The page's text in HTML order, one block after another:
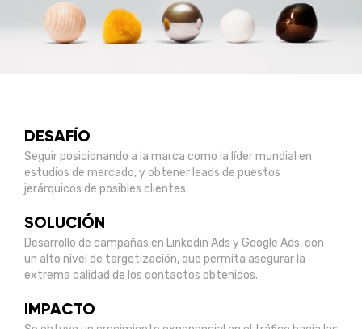
DESAFÍO
Seguir posicionando a la marca como la líder mundial en
estudios de mercado, y obtener leads de puestos
jerárquicos de posibles clientes.
SOLUCIÓN
Desarrollo de campañas en Linkedin Ads y Google Ads, con
un alto nivel de targetización, que permita asegurar la
extrema calidad de los contactos obtenidos.
IMPACTO